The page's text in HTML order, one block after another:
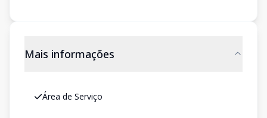
Mais informações
Área de Serviço